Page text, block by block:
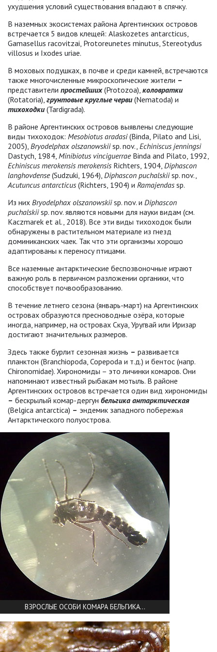
ухудшения условий существования впадают в спячку.
В наземных экосистемах района Аргентинских островов
встречается 5 видов клещей: Alaskozetes antarcticus,
Gamasellus racovitzai, Protoreunetes minutus, Stereotydus
villosus и Ixodes uriae.
В моховых подушках, в почве и среди камней, встречаются
также многочисленные микроскопические жители –
представители простейших(Protozoa), коловратки
(Rotatoria), грунтовые круглые черви (Nematoda) и
тихоходки (Tardigrada).
В районе Аргентинских островов выявлены следующие
виды тихоходок: Mesobiotus aradasi(Binda, Pilato and Lisi,
2005), Bryodelphax olszanowskiisp. nov., Echiniscus jenningsi
Dastych, 1984, Minibiotus vinciguerraeBinda and Pilato, 1992,
Echiniscus merokensis merokensis Richters, 1904, Diphascon
langhovdense(Sudzuki, 1964), Diphascon puchalskiisp. nov.,
Acutuncus antarcticus (Richters, 1904) и Ramajendas sp.
Из них Bryodelphax olszanowskiisp. nov. и Diphascon
puchalskiisp. nov. являются новыми для науки видам (см.
Kaczmarek et al., 2018). Все эти виды тихоходок были
обнаружены в растительном материале из гнезд
доминиканских чаек. Так что эти организмы хорошо
адаптированы к переносу птицами.
Все наземные антарктические беспозвоночные играют
важную роль в первичном разложении органики, что
способствует почвообразованию.
В течение летнего сезона (январь-март) на Аргентинских
островах образуются пресноводные озёра, которые
иногда, например, на островах Скуа, Уругвай или Иризар
достигают значительных размеров.
Здесь также бурлит сезонная жизнь – развивается
планктон (Вranchiopoda, Copepoda и т.д.) и бентос (напр.
Chironomidae). Хирономиды – это личинки комаров. Они
напоминают известный рыбакам мотыль. В районе
Аргентинских островов встречается один вид хирономиды
– бескрылый комар-дергун бельгика антарктическая
(Belgica antarctica) – эндемик западного побережья
Антарктического полуострова.
ВЗРОСЛЫЕ ОСОБИ КОМАРА БЕЛЬГИКА...